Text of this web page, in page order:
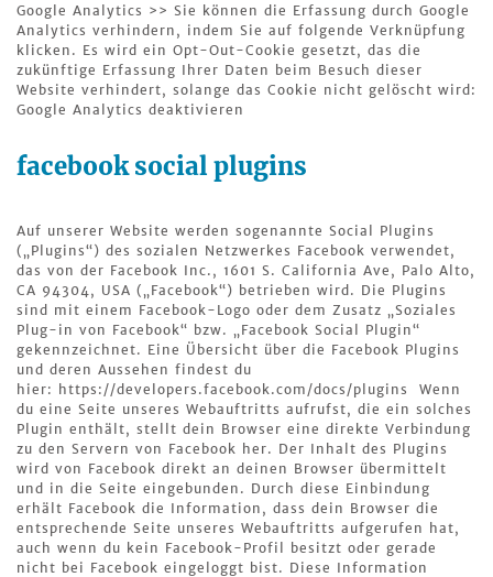
Google Analytics >> Sie können die Erfassung durch Google
Analytics verhindern, indem Sie auf folgende Verknüpfung
klicken. Es wird ein Opt-Out-Cookie gesetzt, das die
zukünftige Erfassung Ihrer Daten beim Besuch dieser
Website verhindert, solange das Cookie nicht gelöscht wird:
Google Analytics deaktivieren
facebook social plugins
Auf unserer Website werden sogenannte Social Plugins
(„Plugins“) des sozialen Netzwerkes Facebook verwendet,
das von der Facebook Inc., 1601 S. California Ave, Palo Alto,
CA 94304, USA („Facebook“) betrieben wird. Die Plugins
sind mit einem Facebook-Logo oder dem Zusatz „Soziales
Plug-in von Facebook“ bzw. „Facebook Social Plugin“
gekennzeichnet. Eine Übersicht über die Facebook Plugins
und deren Aussehen findest du
hier: https://developers.facebook.com/docs/plugins Wenn
du eine Seite unseres Webauftritts aufrufst, die ein solches
Plugin enthält, stellt dein Browser eine direkte Verbindung
zu den Servern von Facebook her. Der Inhalt des Plugins
wird von Facebook direkt an deinen Browser übermittelt
und in die Seite eingebunden. Durch diese Einbindung
erhält Facebook die Information, dass dein Browser die
entsprechende Seite unseres Webauftritts aufgerufen hat,
auch wenn du kein Facebook-Profil besitzt oder gerade
nicht bei Facebook eingeloggt bist. Diese Information